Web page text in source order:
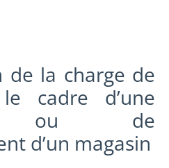
de la charge de
cadre d’une
ou de
d’un magasin